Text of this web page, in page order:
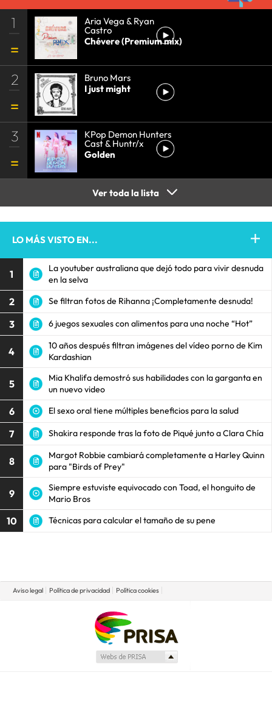
1 Aria Vega & Ryan
Castro
Chévere (Premium mix)
2
Bruno Mars
I just might
3 KPop Demon Hunters
Cast & Huntr/x
Golden
Ver toda la lista
LO MÁS VISTO EN...
1
La youtuber australiana que dejó todo para vivir desnuda
en la selva
2 Se filtran fotos de Rihanna ¡Completamente desnuda!
3 6 juegos sexuales con alimentos para una noche “Hot”
4
10 años después filtran imágenes del vídeo porno de Kim
Kardashian
5
Mia Khalifa demostró sus habilidades con la garganta en
un nuevo video
6 El sexo oral tiene múltiples beneficios para la salud
7 Shakira responde tras la foto de Piqué junto a Clara Chía
8
Margot Robbie cambiará completamente a Harley Quinn
para "Birds of Prey"
9
Siempre estuviste equivocado con Toad, el honguito de
Mario Bros
10 Técnicas para calcular el tamaño de su pene
Aviso legal Política de privacidad Política cookies